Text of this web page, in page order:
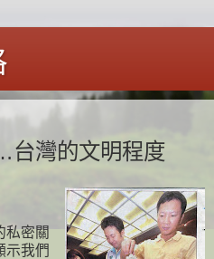
台灣的文明程度
私密關
示我們